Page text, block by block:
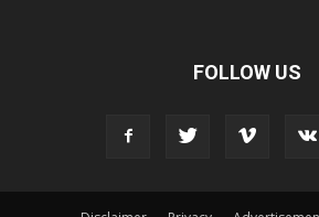
FOLLOW US